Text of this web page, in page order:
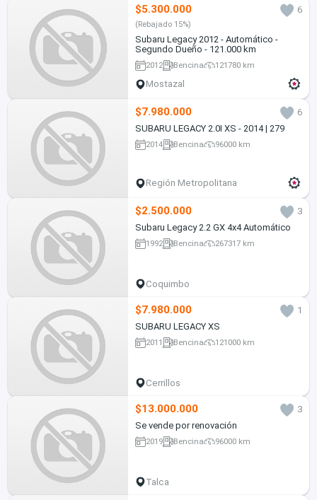
$5.300.000 6
(Rebajado 15%)
Subaru Legacy 2012 - Automático -
Segundo Dueño - 121.000 km
2012 Bencina 121780 km
Mostazal
$7.980.000
6
SUBARU LEGACY 2.0I XS - 2014 | 279
2014 Bencina 96000 km
Región Metropolitana
$2.500.000
3
Subaru Legacy 2.2 GX 4x4 Automático
1992 Bencina 267317 km
Coquimbo
$7.980.000
1
SUBARU LEGACY XS
2011 Bencina 121000 km
Cerrillos
$13.000.000
3
Se vende por renovación
2019 Bencina 96000 km
Talca